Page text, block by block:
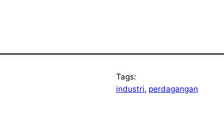
Tags:
industri, perdagangan